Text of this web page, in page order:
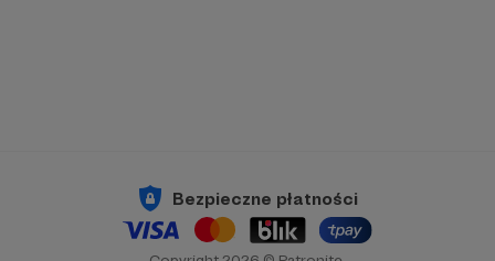
Bezpieczne płatności